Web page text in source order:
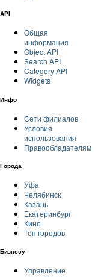
API
Общая
информация
Object API
Search API
Category API
Widgets
Инфо
Сети филиалов
Условия
использования
Правообладателям
Города
Уфа
Челябинск
Казань
Екатеринбург
Кино
Топ городов
Бизнесу
Управление